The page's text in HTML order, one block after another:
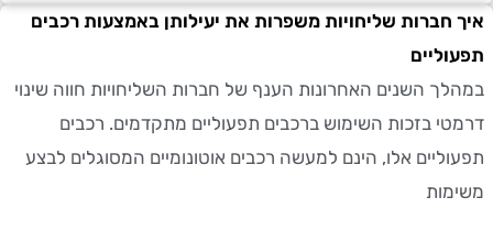
חברות שליחויות משפרות את יעילותן באמצעות רכבים
השנים האחרונות הענף של חברות השליחויות חווה שינוי
בזכות השימוש ברכבים תפעוליים מתקדמים. רכבים
אלו, הינם למעשה רכבים אוטונומיים המסוגלים לבצע